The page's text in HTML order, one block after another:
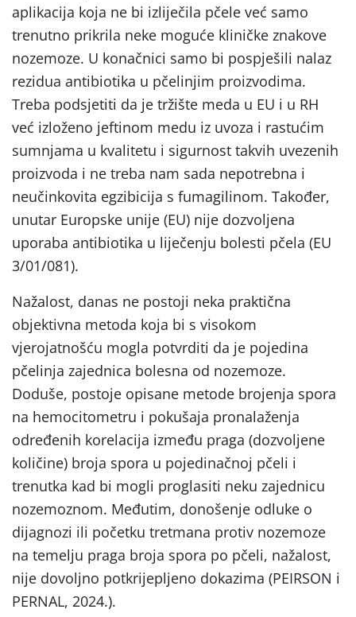
aplikacija koja ne bi izliječila pčele već samo
trenutno prikrila neke moguće kliničke znakove
nozemoze. U konačnici samo bi pospješili nalaz
rezidua antibiotika u pčelinjim proizvodima.
Treba podsjetiti da je tržište meda u EU i u RH
već izloženo jeftinom medu iz uvoza i rastućim
sumnjama u kvalitetu i sigurnost takvih uvezenih
proizvoda i ne treba nam sada nepotrebna i
neučinkovita egzibicija s fumagilinom. Također,
unutar Europske unije (EU) nije dozvoljena
uporaba antibiotika u liječenju bolesti pčela (EU
3/01/081).
Nažalost, danas ne postoji neka praktična
objektivna metoda koja bi s visokom
vjerojatnošću mogla potvrditi da je pojedina
pčelinja zajednica bolesna od nozemoze.
Doduše, postoje opisane metode brojenja spora
na hemocitometru i pokušaja pronalaženja
određenih korelacija između praga (dozvoljene
količine) broja spora u pojedinačnoj pčeli i
trenutka kad bi mogli proglasiti neku zajednicu
nozemoznom. Međutim, donošenje odluke o
dijagnozi ili početku tretmana protiv nozemoze
na temelju praga broja spora po pčeli, nažalost,
nije dovoljno potkrijepljeno dokazima (PEIRSON i
PERNAL, 2024.).